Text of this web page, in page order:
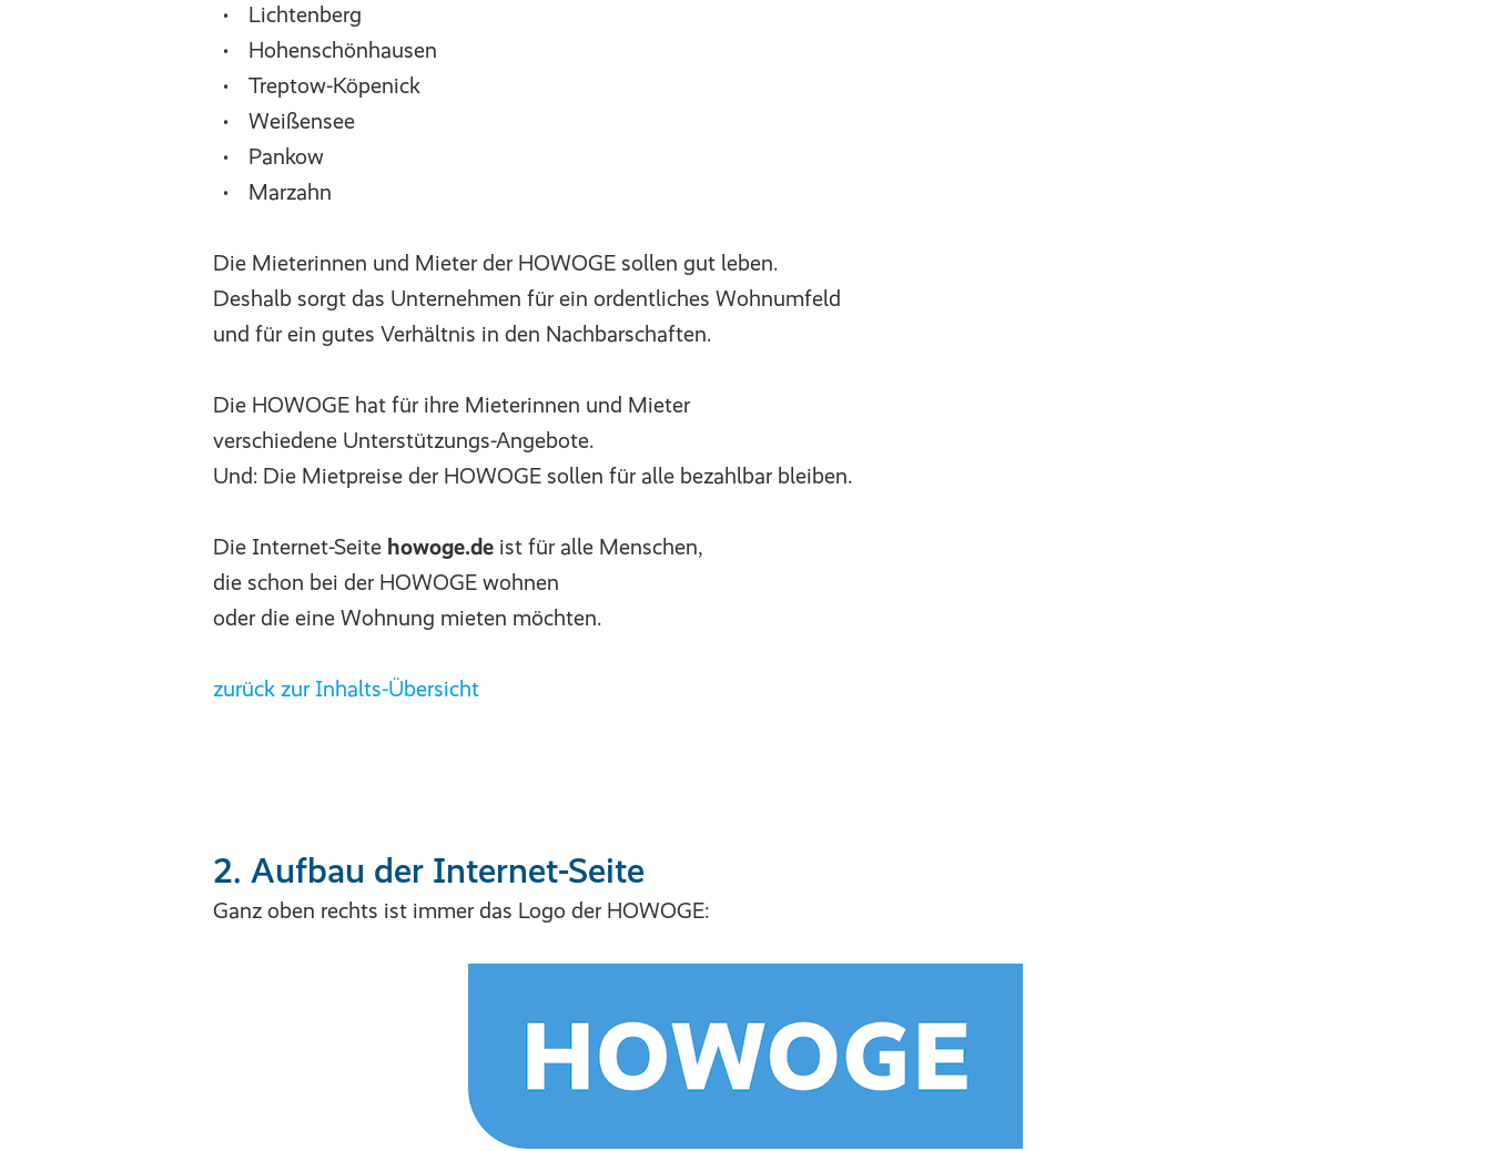
Lichtenberg
Hohenschönhausen
Treptow-Köpenick
Weißensee
Pankow
Marzahn
Die Mieterinnen und Mieter der HOWOGE sollen gut leben.
Deshalb sorgt das Unternehmen für ein ordentliches Wohnumfeld
und für ein gutes Verhältnis in den Nachbarschaften.
Die HOWOGE hat für ihre Mieterinnen und Mieter
verschiedene Unterstützungs-Angebote.
Und: Die Mietpreise der HOWOGE sollen für alle bezahlbar bleiben.
Die Internet-Seite howoge.de ist für alle Menschen,
die schon bei der HOWOGE wohnen
oder die eine Wohnung mieten möchten.
zurück zur Inhalts-Übersicht
2. Aufbau der Internet-Seite
Ganz oben rechts ist immer das Logo der HOWOGE: